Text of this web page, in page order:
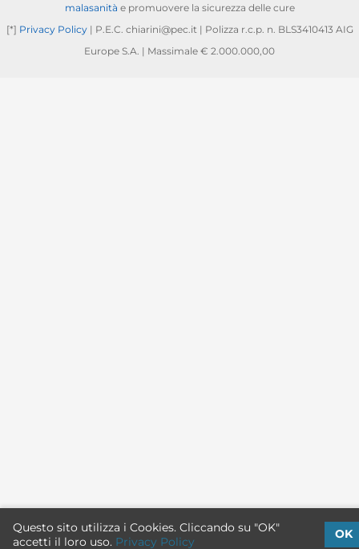
malasanità e promuovere la sicurezza delle cure
[*] Privacy Policy| P.E.C. chiarini@pec.it | Polizza r.c.p. n. BLS3410413 AIG
Europe S.A. | Massimale € 2.000.000,00
Questo sito utilizza i Cookies. Cliccando su "OK"
accetti il loro uso. Privacy Policy
OK